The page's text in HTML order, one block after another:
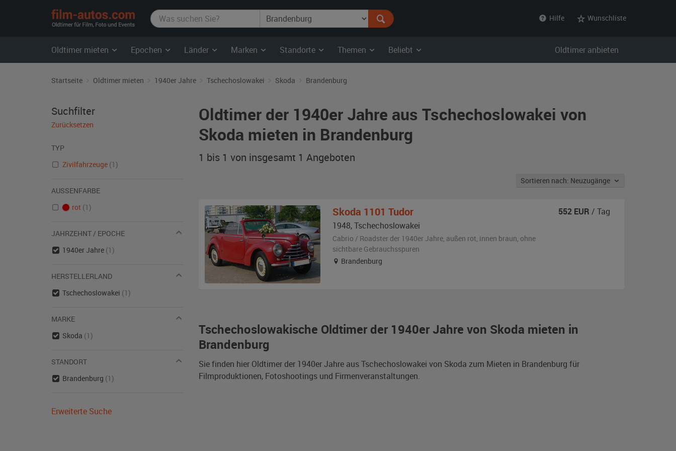
film-
autos.com
Hilfe Wunschliste
Oldtimer mieten Epochen Länder Marken Standorte Themen Beliebt Oldtimer anbieten
Startseite Oldtimer mieten 1940er Jahre Tschechoslowakei Skoda Brandenburg
Oldtimer der 1940er Jahre aus Tschechoslowakei von
Skoda mieten in Brandenburg
1 bis 1 von insgesamt 1 Angeboten
Sortieren nach: Neuzugänge
Tschechoslowakische Oldtimer der 1940er Jahre von Skoda mieten in
Brandenburg
Sie finden hier Oldtimer der 1940er Jahre aus Tschechoslowakei von Skoda zum Mieten in Brandenburg für
Filmproduktionen, Fotoshootings und Firmenveranstaltungen.
Skoda 1101 Tudor
1948,Tschechoslowakei
Cabrio / Roadster der 1940er Jahre, außen rot, innen braun, ohne
sichtbare Gebrauchsspuren
Brandenburg
552 EUR / Tag
Suchfilter
Zurücksetzen
TYP
Zivilfahrzeuge (1)
AUSSENFARBE
rot (1)
JAHRZEHNT / EPOCHE
1940er Jahre (1)
HERSTELLERLAND
Tschechoslowakei (1)
MARKE
Skoda (1)
STANDORT
Brandenburg (1)
Erweiterte Suche